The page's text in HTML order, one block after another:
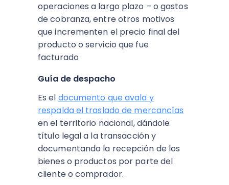
operaciones a largo plazo – o gastos
de cobranza, entre otros motivos
que incrementen el precio final del
producto o servicio que fue
facturado
Guía de despacho
Es el documento que avala y
respalda el traslado de mercancías
en el territorio nacional, dándole
título legal a la transacción y
documentando la recepción de los
bienes o productos por parte del
cliente o comprador.